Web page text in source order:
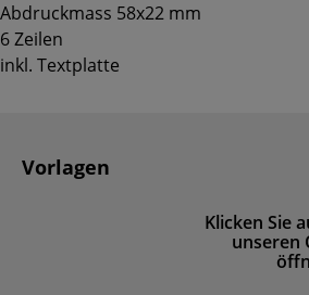
Abdruckmass 58x22 mm
6 Zeilen
inkl. Textplatte
Vorlagen
Klicken Sie
unseren